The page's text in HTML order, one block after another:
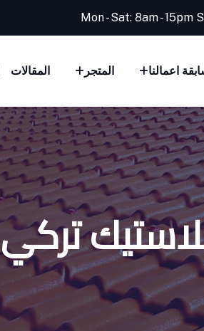
Mon - Sat: 8am - 15pm
اعمالنا المتجر المقالات
تركي